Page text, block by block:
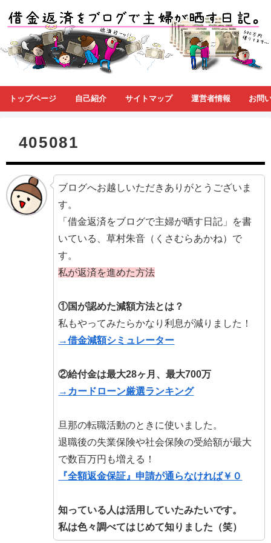
トップページ 自己紹介 サイトマップ 運営者情報 お問
405081
ブログへお越しいただきありがとうございま
す。
「借金返済をブログで主婦が晒す日記」を書
いている、草村朱音（くさむらあかね）で
す。
私が返済を進めた方法
①国が認めた減額方法とは？
私もやってみたらかなり利息が減りました！
→借金減額シミュレーター
②給付金は最大28ヶ月、最大700万
→カードローン厳選ランキング
旦那の転職活動のときに使いました。
退職後の失業保険や社会保険の受給額が最大
で数百万円も増える！
『全額返金保証』申請が通らなければ￥０
知っている人は活用していたみたいです。
私は色々調べてはじめて知りました（笑）